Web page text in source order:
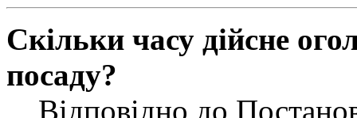
Скільки часу дійсне
посаду?
Відповідно до